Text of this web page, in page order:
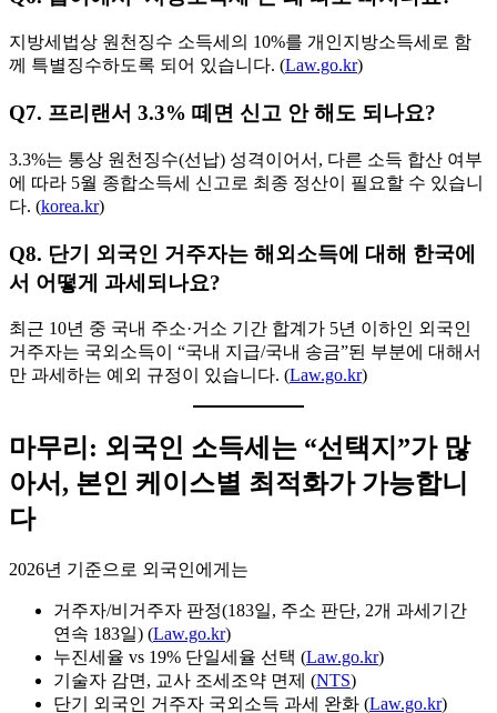
지방세법상 원천징수 소득세의 10%를 개인지방소득세로 함
께 특별징수하도록 되어 있습니다. (Law.go.kr)
Q7. 프리랜서 3.3% 떼면 신고 안 해도 되나요?
3.3%는 통상 원천징수(선납) 성격이어서, 다른 소득 합산 여부
에 따라 5월 종합소득세 신고로 최종 정산이 필요할 수 있습니
다. (korea.kr)
Q8. 단기 외국인 거주자는 해외소득에 대해 한국에
서 어떻게 과세되나요?
최근 10년 중 국내 주소·거소 기간 합계가 5년 이하인 외국인
거주자는 국외소득이 “국내 지급/국내 송금”된 부분에 대해서
만 과세하는 예외 규정이 있습니다. (Law.go.kr)
마무리: 외국인 소득세는 “선택지”가 많
아서, 본인 케이스별 최적화가 가능합니
다
2026년 기준으로 외국인에게는
거주자/비거주자 판정(183일, 주소 판단, 2개 과세기간
연속 183일) (Law.go.kr)
누진세율 vs 19% 단일세율 선택 (Law.go.kr)
기술자 감면, 교사 조세조약 면제 (NTS)
단기 외국인 거주자 국외소득 과세 완화 (Law.go.kr)